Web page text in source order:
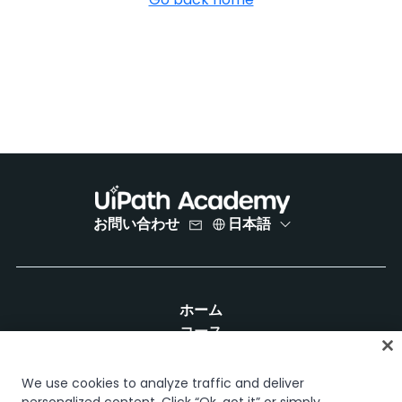
お問い合わせ 日本語
ホーム
コース
キャリア パス
認定資格
We use cookies to analyze traffic and deliver